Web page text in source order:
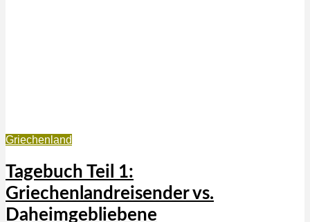
Griechenland
Tagebuch Teil 1:
Griechenlandreisender vs.
Daheimgebliebene